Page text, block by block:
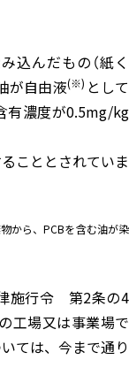
込んだもの（紙く
が自由液(※) として
有濃度が0.5mg/kg
こととされていま
から、PCBを含む油が染
施行令 第2条の4
工場又は事業場で
ては、今まで通り